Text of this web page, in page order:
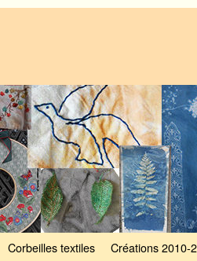
Corbeilles textiles Créations 2010-